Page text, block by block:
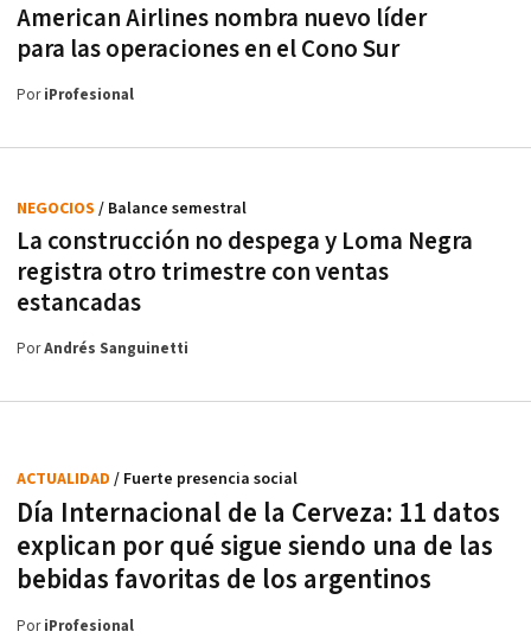
American Airlines nombra nuevo líder
para las operaciones en el Cono Sur
PoriProfesional
La construcción no despega y Loma Negra
registra otro trimestre con ventas
estancadas
NEGOCIOS / Balance semestral
PorAndrés Sanguinetti
Día Internacional de la Cerveza: 11 datos
explican por qué sigue siendo una de las
bebidas favoritas de los argentinos
ACTUALIDAD / Fuerte presencia social
PoriProfesional